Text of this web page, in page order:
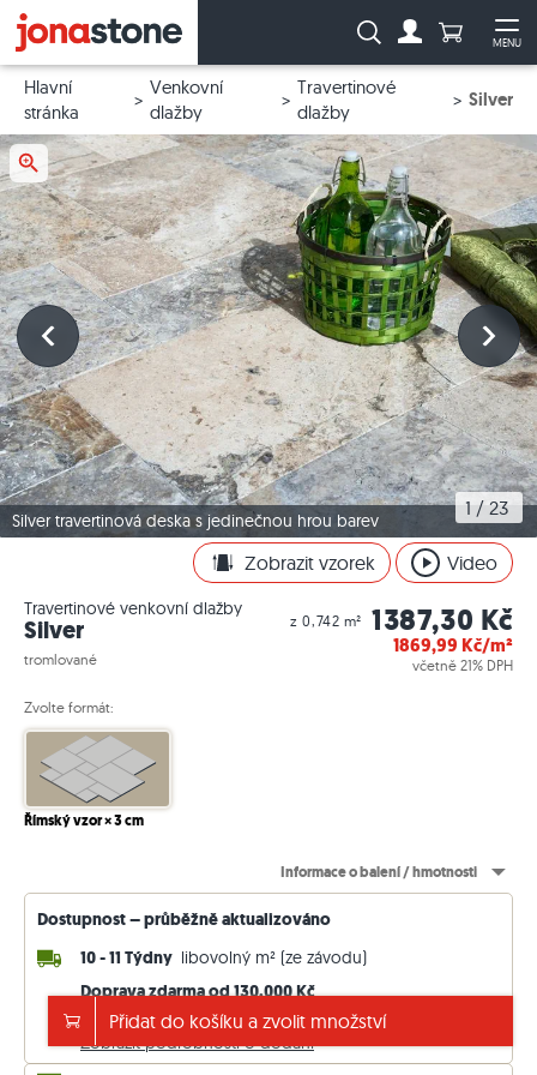
MENU
Vyhledávání:Počet
Hlavní
stránka
Venkovní
dlažby
Travertinové
dlažby
Silver
Silver travertinová deska s jedinečnou hrou barev
1 / 23
Zobrazit vzorek Video
Travertinové venkovní dlažby
Silver
tromlované
z 0,742 m² 1387,30 Kč
1869,99 Kč/m²
včetně 21% DPH
Zvolte formát:
Římský vzor × 3 cm
Informace o balení / hmotnosti
Dostupnost – průběžně aktualizováno
10 - 11 Týdny libovolný m² (ze závodu)
Doprava zdarma od 130.000 Kč
jinak 5.000 Kč. Ceny včetně 21 % DPH.
Zobrazit podrobnosti o dodání
Přidat do košíku a zvolit množství